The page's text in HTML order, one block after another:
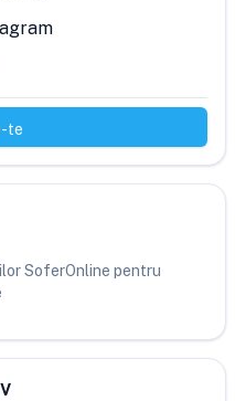
te
SoferOnline pentru